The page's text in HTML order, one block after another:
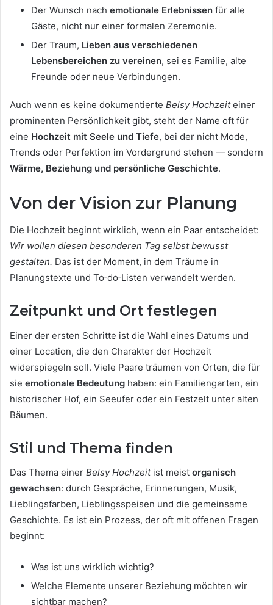
Der Wunsch nach emotionale Erlebnissen für alle
Gäste, nicht nur einer formalen Zeremonie.
Der Traum, Lieben aus verschiedenen
Lebensbereichen zu vereinen, sei es Familie, alte
Freunde oder neue Verbindungen.
Auch wenn es keine dokumentierte Belsy Hochzeiteiner
prominenten Persönlichkeit gibt, steht der Name oft für
eine Hochzeit mit Seele und Tiefe, bei der nicht Mode,
Trends oder Perfektion im Vordergrund stehen — sondern
Wärme, Beziehung und persönliche Geschichte.
Von der Vision zur Planung
Die Hochzeit beginnt wirklich, wenn ein Paar entscheidet:
Wir wollen diesen besonderen Tag selbst bewusst
gestalten. Das ist der Moment, in dem Träume in
Planungstexte und To‑do‑Listen verwandelt werden.
Zeitpunkt und Ort festlegen
Einer der ersten Schritte ist die Wahl eines Datums und
einer Location, die den Charakter der Hochzeit
widerspiegeln soll. Viele Paare träumen von Orten, die für
sie emotionale Bedeutung haben: ein Familiengarten, ein
historischer Hof, ein Seeufer oder ein Festzelt unter alten
Bäumen.
Stil und Thema finden
Das Thema einer Belsy Hochzeitist meist organisch
gewachsen: durch Gespräche, Erinnerungen, Musik,
Lieblingsfarben, Lieblingsspeisen und die gemeinsame
Geschichte. Es ist ein Prozess, der oft mit offenen Fragen
beginnt:
Was ist uns wirklich wichtig?
Welche Elemente unserer Beziehung möchten wir
sichtbar machen?